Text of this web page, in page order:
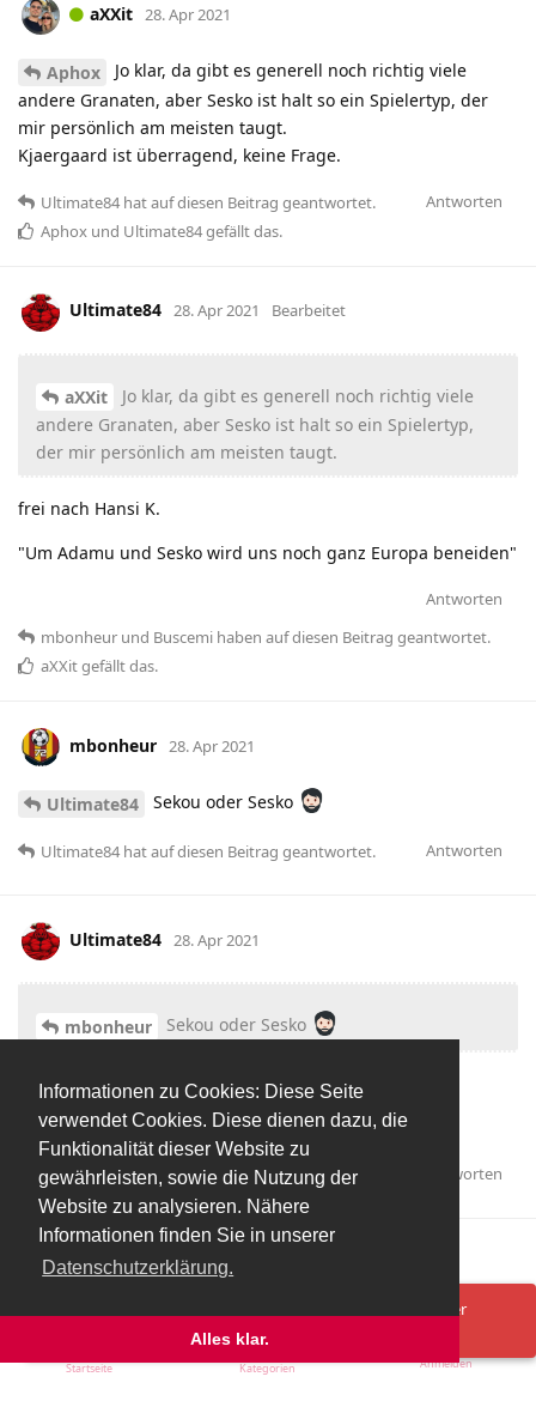
Informationen zu Cookies: Diese Seite
verwendet Cookies. Diese dienen dazu, die
Funktionalität dieser Website zu
gewährleisten, sowie die Nutzung der
Website zu analysieren. Nähere
Informationen finden Sie in unserer
Datenschutzerklärung.
Alles klar.
aXXit 28. Apr 2021
Aphox
Jo klar, da gibt es generell noch richtig viele
andere Granaten, aber Sesko ist halt so ein Spielertyp, der
mir persönlich am meisten taugt.
Kjaergaard ist überragend, keine Frage.
Antworten
Ultimate84 hatauf diesen Beitrag geantwortet.
Aphox und Ultimate84gefällt das.
Ultimate84 28. Apr 2021 Bearbeitet
aXXit
Jo klar, da gibt es generell noch richtig viele
andere Granaten, aber Sesko ist halt so ein Spielertyp,
der mir persönlich am meisten taugt.
frei nach Hansi K.
"Um Adamu und Sesko wird uns noch ganz Europa beneiden"
Antworten
mbonheur und Buscemi haben auf diesen Beitrag geantwortet.
aXXitgefällt das.
mbonheur 28. Apr 2021
Ultimate84 Sekou oder Sesko
Antworten
Ultimate84 hatauf diesen Beitrag geantwortet.
Ultimate84 28. Apr 2021
mbonheur Sekou oder Sesko
Situationselastisch
ich meinte Sesko
Antworten
mbonheurgefällt das.
Mehr laden
Ups! Da ist was schief gelaufen. Bitte lade die Seite neu oder
Startseite Kategorien Anmelden